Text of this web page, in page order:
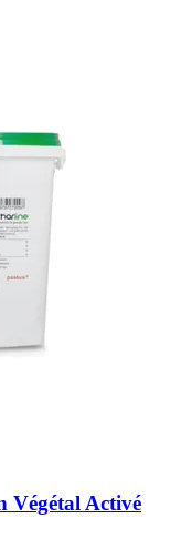
Végétal Activé